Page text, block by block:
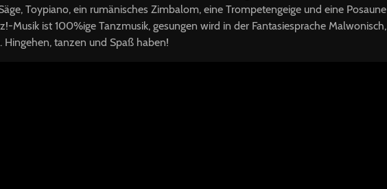
Toypiano, ein rumänisches Zimbalom, eine Trompetengeige und eine Posaune
Musik ist 100%ige Tanzmusik, gesungen wird in der Fantasiesprache Malwonisch,
Hingehen, tanzen und Spaß haben!